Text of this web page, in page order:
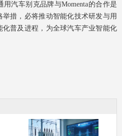
汽车别克品牌与Momenta的合作是
措，必将推动智能化技术研发与用
普及进程，为全球汽车产业智能化